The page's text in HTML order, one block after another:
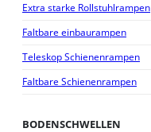
Extra starke Rollstuhlrampen
Faltbare einbaurampen
Teleskop Schienenrampen
Faltbare Schienenrampen
BODENSCHWELLEN